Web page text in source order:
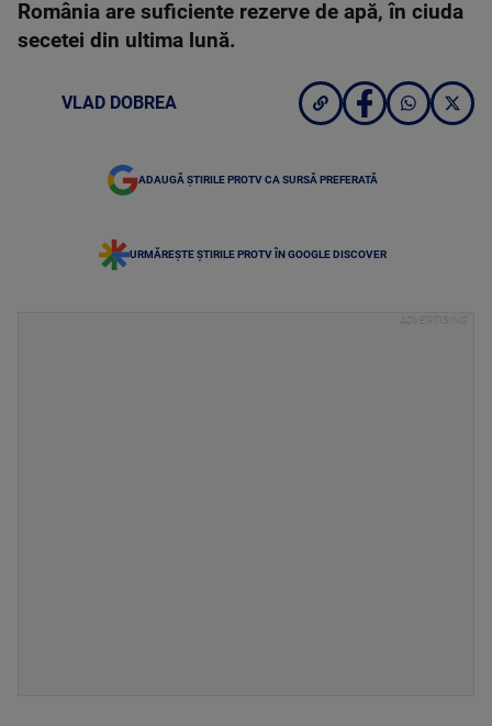
România are suficiente rezerve de apă, în ciuda
secetei din ultima lună.
VLAD DOBREA
ADAUGĂ ȘTIRILE PROTV CA SURSĂ PREFERATĂ
URMĂREȘTE ȘTIRILE PROTV ÎN GOOGLE DISCOVER